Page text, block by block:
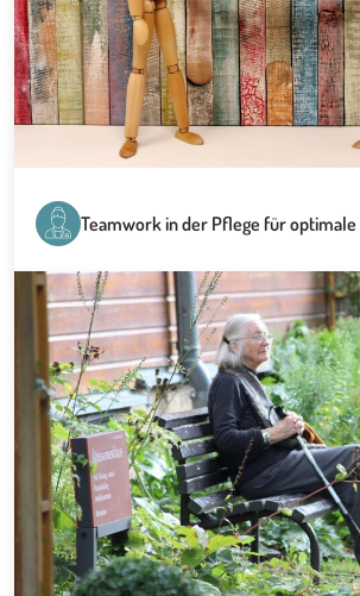
Teamwork in der Pflege für optimale